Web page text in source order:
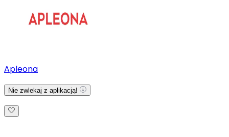
Apleona
Nie zwlekaj z aplikacją!